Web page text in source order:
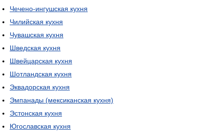
Чечено-ингушская кухня
Чилийская кухня
Чувашская кухня
Шведская кухня
Швейцарская кухня
Шотландская кухня
Эквадорская кухня
Эмпанады (мексиканская кухня)
Эстонская кухня
Югославская кухня